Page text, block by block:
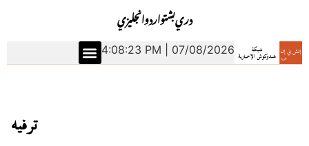
انجليزياردوبشتودري
4:08:23 PM | 07/08/2026
ترفيه